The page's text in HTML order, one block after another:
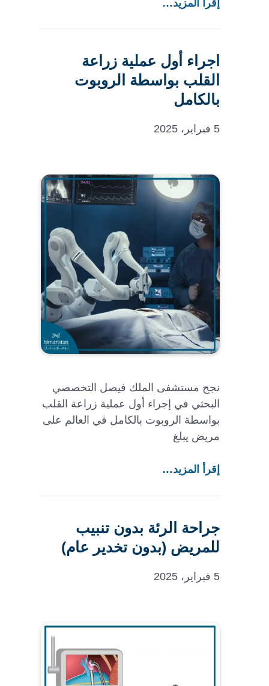
إقرأ المزيد…
اجراء أول عملية زراعة
القلب بواسطة الروبوت
بالكامل
5 فبراير، 2025
نجح مستشفى الملك فيصل التخصصي
البحثي في إجراء أول عملية زراعة القلب
بواسطة الروبوت بالكامل في العالم على
مريض يبلغ
إقرأ المزيد…
جراحة الرئة بدون تنبيب
للمريض (بدون تخدير عام)
5 فبراير، 2025